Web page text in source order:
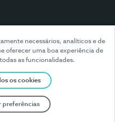
necessários, analíticos e de
oferecer uma boa experiência de
as funcionalidades.
os cookies
preferências